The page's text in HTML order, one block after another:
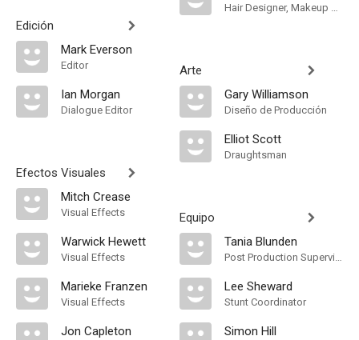
Edición
Mark Everson
Editor
Ian Morgan
Dialogue Editor
Efectos Visuales
Mitch Crease
Visual Effects
Warwick Hewett
Visual Effects
Marieke Franzen
Visual Effects
Jon Capleton
Hair Designer, Makeup Designer
Arte
Gary Williamson
Diseño de Producción
Elliot Scott
Draughtsman
Equipo
Tania Blunden
Post Production Supervisor
Lee Sheward
Stunt Coordinator
Simon Hill